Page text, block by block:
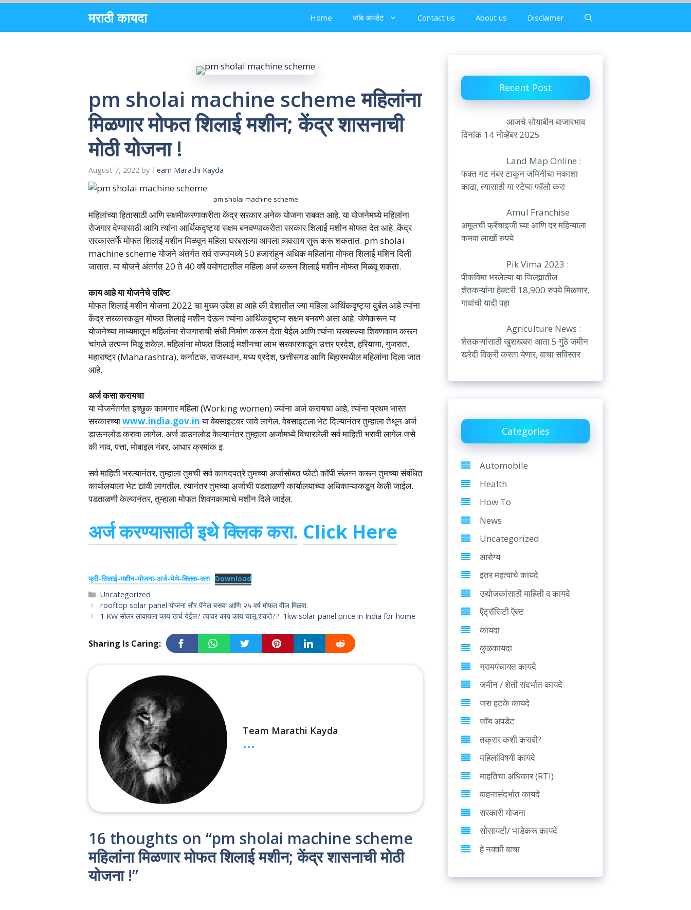
content
मराठी कायदा Home जॉब अपडेट Contact us About us Disclaimer
pm sholai machine scheme महिलांना
मिळणार मोफत शिलाई मशीन; केंद्र शासनाची
मोठी योजना !
August 7, 2022 by Team Marathi Kayda
pm sholai machine scheme
महिलांच्या हितासाठी आणि सक्षमीकरणाकरीता केंद्र सरकार अनेक योजना राबवत आहे. या योजनेमध्ये महिलांना
रोजगार देण्यासाठी आणि त्यांना आर्थिकदृष्ट्या सक्षम बनवण्याकरीता सरकार शिलाई मशीन मोफत देत आहे. केंद्र
सरकारतर्फे मोफत शिलाई मशीन मिळवून महिला घरबसल्या आपला व्यवसाय सुरू करू शकतात. pm sholai
machine scheme योजने अंतर्गत सर्व राज्यामध्ये 50 हजारांहून अधिक महिलांना मोफत शिलाई मशिन दिली
जातात. या योजने अंतर्गत 20 ते 40 वर्षे वयोगटातील महिला अर्ज करून शिलाई मशीन मोफत मिळवू शकता.
काय आहे या योजनेचे उद्दिष्ट
मोफत शिलाई मशीन योजना 2022 चा मुख्य उद्देश हा आहे की देशातील ज्या महिला आर्थिकदृष्ट्या दुर्बल आहे त्यांना
केंद्र सरकारकडून मोफत शिलाई मशीन देऊन त्यांना आर्थिकदृष्ट्या सक्षम बनवणे असा आहे. जेणेकरून या
योजनेच्या माध्यमातून महिलांना रोजगाराची संधी निर्माण करून देता येईल आणि त्यांना घरबसल्या शिवणकाम करून
चांगले उत्पन्न मिळू शकेल. महिलांना मोफत शिलाई मशीनचा लाभ सरकारकडून उत्तर प्रदेश, हरियाणा, गुजरात,
महाराष्ट्र (Maharashtra), कर्नाटक, राजस्थान, मध्य प्रदेश, छत्तीसगड आणि बिहारमधील महिलांना दिला जात
आहे.
अर्ज कसा करायचा
या योजनेंतर्गत इच्छुक कामगार महिला (Working women) ज्यांना अर्ज करायचा आहे, त्यांना प्रथम भारत
सरकारच्याwww.india.gov.inया वेबसाइटवर जावे लागेल. वेबसाइटला भेट दिल्यानंतर तुम्हाला तेथून अर्ज
डाऊनलोड करावा लागेल. अर्ज डाउनलोड केल्यानंतर तुम्हाला अर्जामध्ये विचारलेली सर्व माहिती भरावी लागेल जसे
की नाव, पत्ता, मोबाइल नंबर, आधार क्रमांक इ.
सर्व माहिती भरल्यानंतर, तुम्हाला तुमची सर्व कागदपत्रे तुमच्या अर्जासोबत फोटो कॉपी संलग्न करून तुमच्या संबंधित
कार्यालयाला भेट द्यावी लागतील. त्यानंतर तुमच्या अर्जाची पडताळणी कार्यालयाच्या अधिकाऱ्याकडून केली जाईल.
पडताळणी केल्यानंतर, तुम्हाला मोफत शिवणकामाचे मशीन दिले जाईल.
अर्ज करण्यासाठी इथे क्लिक करा. Click Here
फ्री-सिलाई-मशीन-योजना-अर्ज-येथे-क्लिक-करा Download
Categories
Uncategorized
rooftop solar panel योजना सौर पॅनेल बसवा आणि २५ वर्ष मोफत वीज मिळवा.
1 KW सोलर लावायला काय खर्च येईल? त्यावर काय काय चालू शकते?? 1kw solar panel price in India for home
Sharing Is Caring:
Team Marathi Kayda
...
16 thoughts on “pm sholai machine scheme
महिलांना मिळणार मोफत शिलाई मशीन; केंद्र शासनाची मोठी
योजना !”
Recent Post
आजचे सोयाबीन बाजारभाव
दिनांक 14 नोव्हेंबर 2025
Land Map Online :
फक्त गट नंबर टाकून जमिनीचा नकाशा
काढा, त्यासाठी या स्टेप्स फॉलो करा
Amul Franchise :
अमूलची फ्रेंचाइजी घ्या आणि दर महिन्याला
कमवा लाखों रुपये
Pik Vima 2023 :
पीकविमा भरलेल्या या जिल्ह्यातील
शेतकऱ्यांना हेक्टरी 18,900 रुपये मिळणार,
गावांची यादी पहा
Agriculture News :
शेतकऱ्यांसाठी खुशखबर! आता 5 गुंठे जमीन
खरेदी विक्री करता येणार, वाचा सविस्तर
Categories
Automobile
Health
How To
News
Uncategorized
आरोग्य
इतर महत्वाचे कायदे
उद्योजकांसाठी माहिती व कायदे
ऍट्रॉसिटी ऍक्ट
कायदा
कुळकायदा
ग्रामपंचायत कायदे
जमीन / शेती संदर्भात कायदे
जरा हटके कायदे
जॉब अपडेट
तक्रार कशी करावी?
महिलांविषयी कायदे
माहतिचा अधिकार (RTI)
वाहनासंदर्भात कायदे
सरकारी योजना
सोसायटी/ भाडेकरू कायदे
हे नक्की वाचा